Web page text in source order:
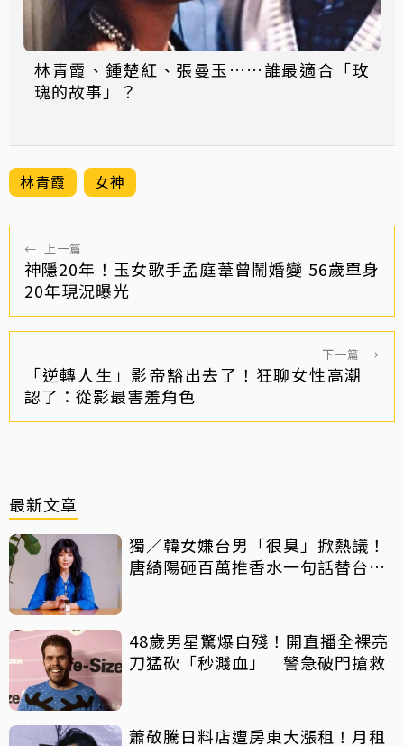
林青霞、鍾楚紅、張曼玉……誰最適合「玫
瑰的故事」？
林青霞 女神
← 上一篇
神隱20年！玉女歌手孟庭葦曾鬧婚變 56歲單身
20年現況曝光
下一篇 →
「逆轉人生」影帝豁出去了！狂聊女性高潮
認了：從影最害羞角色
最新文章
獨／韓女嫌台男「很臭」掀熱議！
唐綺陽砸百萬推香水一句話替台男
48歲男星驚爆自殘！開直播全裸亮
刀猛砍「秒濺血」 警急破門搶救
蕭敬騰日料店遭房東大漲租！月租